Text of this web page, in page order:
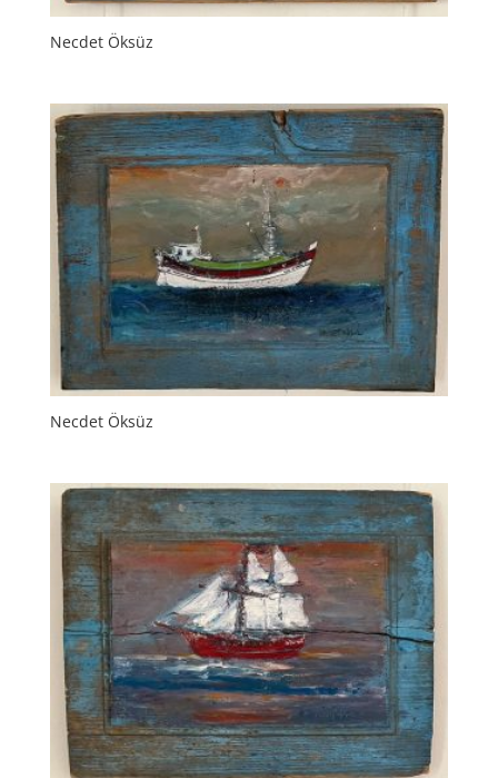
Necdet Öksüz
Necdet Öksüz